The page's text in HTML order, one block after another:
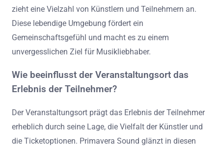
zieht eine Vielzahl von Künstlern und Teilnehmern an.
Diese lebendige Umgebung fördert ein
Gemeinschaftsgefühl und macht es zu einem
unvergesslichen Ziel für Musikliebhaber.
Wie beeinflusst der Veranstaltungsort das
Erlebnis der Teilnehmer?
Der Veranstaltungsort prägt das Erlebnis der Teilnehmer
erheblich durch seine Lage, die Vielfalt der Künstler und
die Ticketoptionen. Primavera Sound glänzt in diesen